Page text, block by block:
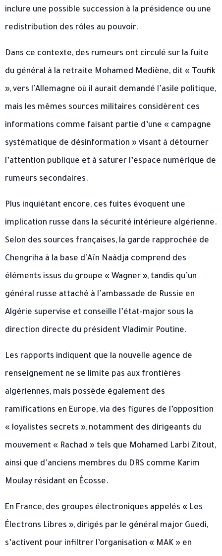
inclure une possible succession à la présidence ou une
redistribution des rôles au pouvoir.
Dans ce contexte, des rumeurs ont circulé sur la fuite
du général à la retraite Mohamed Mediène, dit « Toufik
», vers l’Allemagne où il aurait demandé l’asile politique,
mais les mêmes sources militaires considèrent ces
informations comme faisant partie d’une « campagne
systématique de désinformation » visant à détourner
l’attention publique et à saturer l’espace numérique de
rumeurs secondaires.
Plus inquiétant encore, ces fuites évoquent une
implication russe dans la sécurité intérieure algérienne.
Selon des sources françaises, la garde rapprochée de
Chengriha à la base d’Aïn Naâdja comprend des
éléments issus du groupe « Wagner », tandis qu’un
général russe attaché à l’ambassade de Russie en
Algérie supervise et conseille l’état-major sous la
direction directe du président Vladimir Poutine.
Les rapports indiquent que la nouvelle agence de
renseignement ne se limite pas aux frontières
algériennes, mais possède également des
ramifications en Europe, via des figures de l’opposition
« loyalistes secrets », notamment des dirigeants du
mouvement « Rachad » tels que Mohamed Larbi Zitout,
ainsi que d’anciens membres du DRS comme Karim
Moulay résidant en Écosse.
En France, des groupes électroniques appelés « Les
Électrons Libres », dirigés par le général major Guedi,
s’activent pour infiltrer l’organisation « MAK » en